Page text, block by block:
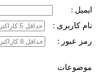
ایمیل :
نام کاربری :
رمز عبور :
موضوعات